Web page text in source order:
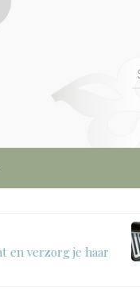
Kentekenplaten in